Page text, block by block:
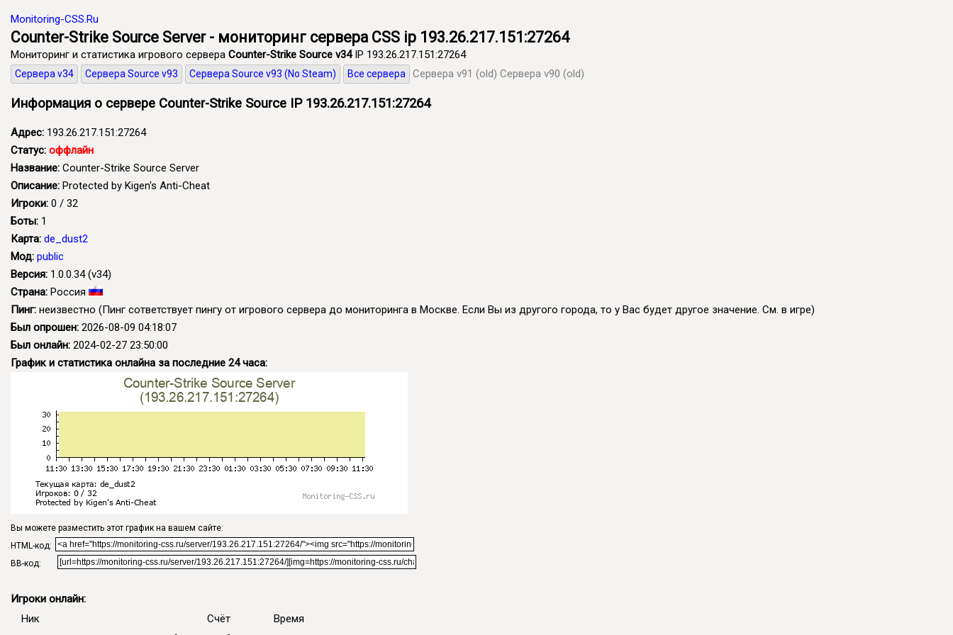
Monitoring-CSS.Ru
Counter-Strike Source Server - мониторинг сервера CSS ip 193.26.217.151:27264
Мониторинг и статистика игрового сервера Counter-Strike Source v34IP 193.26.217.151:27264
Сервера v34 Сервера Source v93 Сервера Source v93 (No Steam) Все сервера Сервера v91 (old) Сервера v90 (old)
Информация о сервере Counter-Strike Source IP 193.26.217.151:27264
Адрес: 193.26.217.151:27264
Статус: оффлайн
Название: Counter-Strike Source Server
Описание: Protected by Kigen's Anti-Cheat
Игроки: 0 / 32
Боты: 1
Карта: de_dust2
Мод: public
Версия: 1.0.0.34 (v34)
Страна: Россия
Пинг: неизвестно (Пинг сответствует пингу от игрового сервера до мониторинга в Москве. Если Вы из другого города, то у Вас будет другое значение. См. в игре)
Был опрошен: 2026-08-09 04:18:07
Был онлайн: 2024-02-27 23:50:00
График и статистика онлайна за последние 24 часа:
Вы можете разместить этот график на вашем сайте:
HTML-код:
BB-код:
Игроки онлайн:
Ник
Счёт
Время